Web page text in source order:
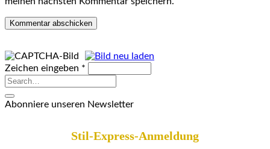
Zeichen eingeben *
Abonniere unseren Newsletter
Stil-Express-Anmeldung